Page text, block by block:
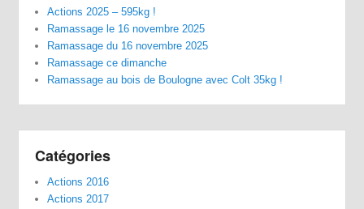
Actions 2025 – 595kg !
Ramassage le 16 novembre 2025
Ramassage du 16 novembre 2025
Ramassage ce dimanche
Ramassage au bois de Boulogne avec Colt 35kg !
Catégories
Actions 2016
Actions 2017